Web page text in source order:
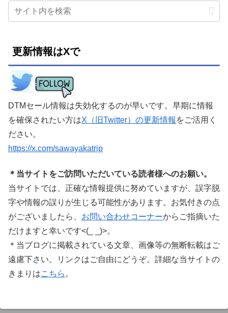
更新情報はXで
DTMセール情報は失効化するのが早いです。早期に情報
を確保されたい方はX（旧Twitter）の更新情報 をご活用く
ださい。
https://x.com/sawayakatrip
＊当サイトをご訪問いただいている読者様へのお願い。
当サイトでは、正確な情報提供に努めていますが、誤字脱
字や情報の誤りが生じる可能性があります。お気付きの点
がございましたら、 お問い合わせコーナーからご指摘いた
だけますと幸いです<(_ _)>。
＊当ブログに掲載されている文章、画像等の無断転載はご
遠慮下さい。リンクはご自由にどうぞ。詳細な当サイトの
きまりはこちら 。